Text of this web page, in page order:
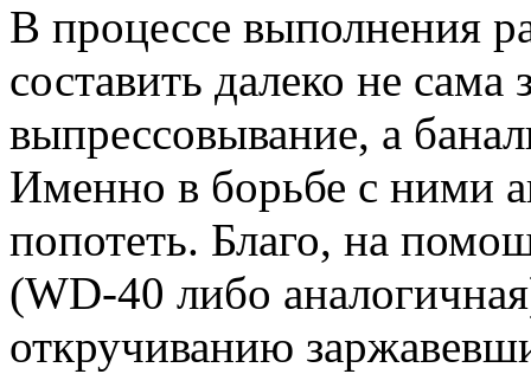
В процессе выполнения
составить далеко не
выпрессовывание, а
Именно в борьбе с ними
попотеть. Благо, на
(WD-40 либо
откручиванию